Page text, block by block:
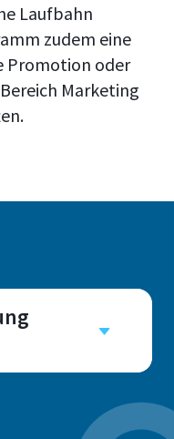
Laufbahn
zudem eine
Promotion oder
Marketing